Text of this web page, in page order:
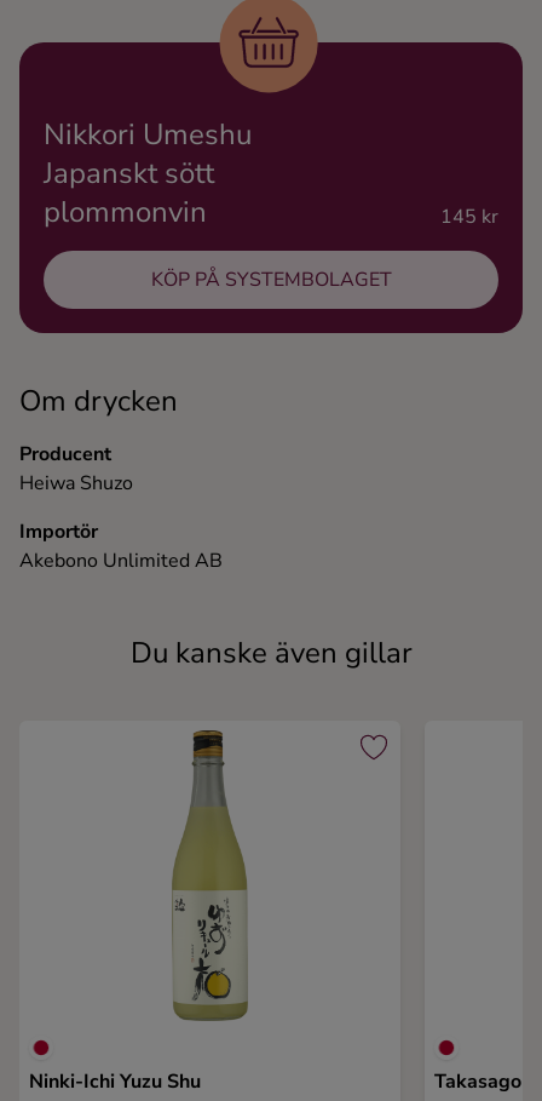
Om drycken
Producent
Heiwa Shuzo
Importör
Akebono Unlimited AB
Nikkori Umeshu
Japanskt sött
plommonvin
145 kr
KÖP PÅ SYSTEMBOLAGET
Du kanske även gillar
Ninki-Ichi Yuzu Shu Takasago